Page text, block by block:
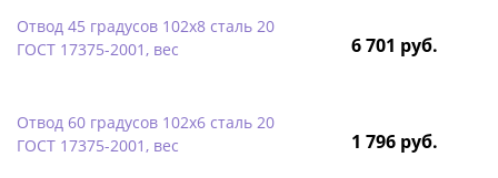
Отвод 45 градусов 102х8 сталь 20
ГОСТ 17375-2001, вес
6 701 руб.
Отвод 60 градусов 102х6 сталь 20
ГОСТ 17375-2001, вес
1 796 руб.